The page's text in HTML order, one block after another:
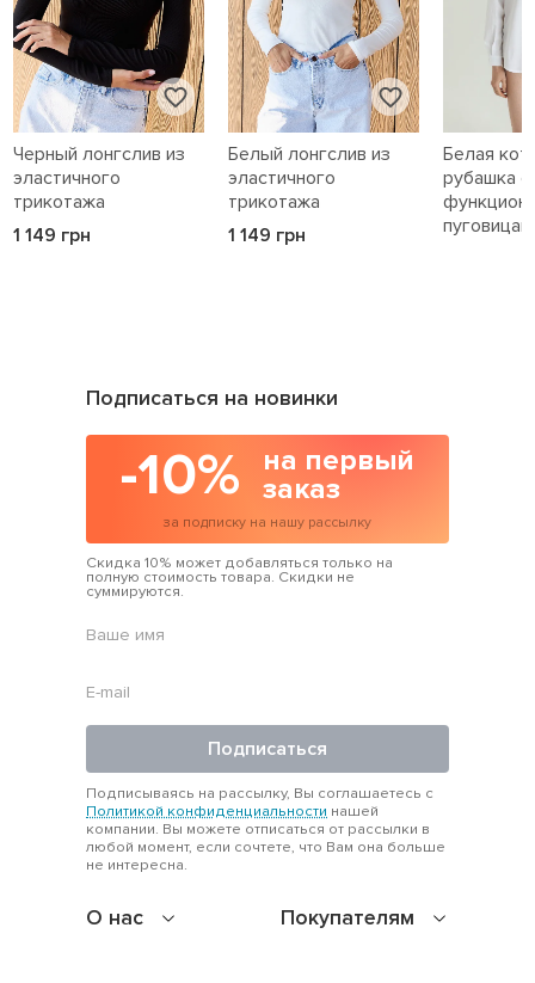
Черный лонгслив из
эластичного
трикотажа
1 149 грн
Белый лонгслив из
эластичного
трикотажа
1 149 грн
Белая
рубашка с
О нас Покупателям
Подписаться на новинки
-10%
на первый
заказ
за подписку на нашу рассылку
Скидка 10% может добавляться только на
полную стоимость товара. Скидки не
суммируются.
Подписаться
Подписываясь на рассылку, Вы соглашаетесь с
Политикой конфиденциальности нашей
компании. Вы можете отписаться от рассылки в
любой момент, если сочтете, что Вам она больше
не интересна.